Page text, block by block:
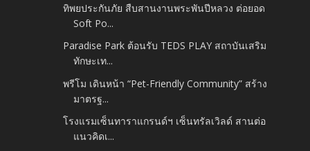
ทิพยประกันภัย สืบสานงานพระพันปีหลวง ต่อยอด
Soft Po...
Paradise Park ต้อนรับ TEDS PLAY สถาบันเสริม
ทักษะเท...
พรีโม เดินหน้า “Pet-Friendly Community” สร้าง
มาตรฐ...
โรงแรมเซ็นทาราแกรนด์ฯ เซ็นทรัลเวิลด์ สานต่อ
แนวคิดเ...